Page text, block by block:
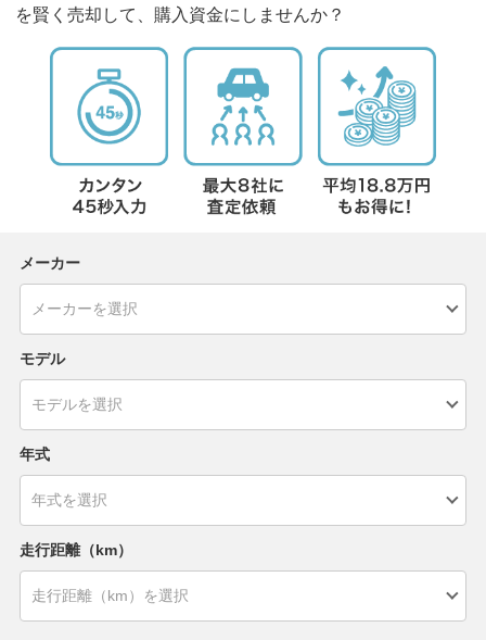
を賢く売却して、購入資金にしませんか？
メーカー
モデル
年式
走行距離（km）